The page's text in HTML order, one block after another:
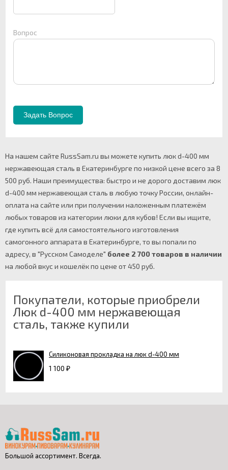
Вопрос
На нашем сайте RussSam.ru вы можете купить люк d-400 мм
нержавеющая сталь в Екатеринбурге по низкой цене всего за 8
500 руб. Наши преимущества: быстро и не дорого доставим люк
d-400 мм нержавеющая сталь в любую точку России, онлайн-
оплата на сайте или при получении наложенным платежём
любых товаров из категории люки для кубов! Если вы ищите,
где купить всё для самостоятельного изготовления
самогонного аппарата в Екатеринбурге, то вы попали по
адресу, в "Русском Самоделе" более 2 700 товаров в наличии
на любой вкус и кошелёк по цене от 450 руб.
Покупатели, которые приобрели
Люк d-400 мм нержавеющая
сталь, также купили
Силиконовая прокладка на люк d-400 мм
1 100 ₽
Большой ассортимент. Всегда.